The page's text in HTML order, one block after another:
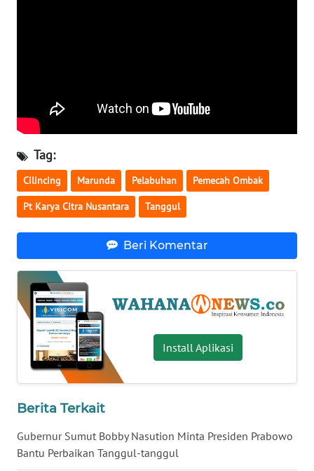
Tag:
Cilincing Marunda Pelabuhan Pemecah Ombak
Pt Karya Citra Nusantara Tanggul
Beri Komentar
Install Aplikasi
Berita Terkait
Gubernur Sumut Bobby Nasution Minta Presiden Prabowo
Bantu Perbaikan Tanggul-tanggul
WN
WN
BABEL
WN
SUMSEL
WN
BENGKULU
WN
LAMPUNG
WN
JATENG